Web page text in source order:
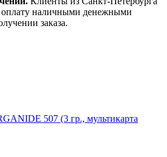
оплату наличными денежными
заказа.
507 (3 гр., мультикарта